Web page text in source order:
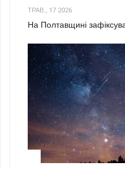
ТРАВ., 17 2026
На Полтавщині